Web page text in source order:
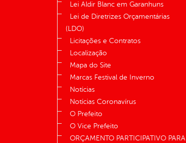
Lei Aldir Blanc em Garanhuns
Lei de Diretrizes Orçamentárias
(LDO)
Licitações e Contratos
Localização
Mapa do Site
Marcas Festival de Inverno
Notícias
Notícias Coronavírus
O Prefeito
O Vice Prefeito
ORÇAMENTO PARTICIPATIVO PARA